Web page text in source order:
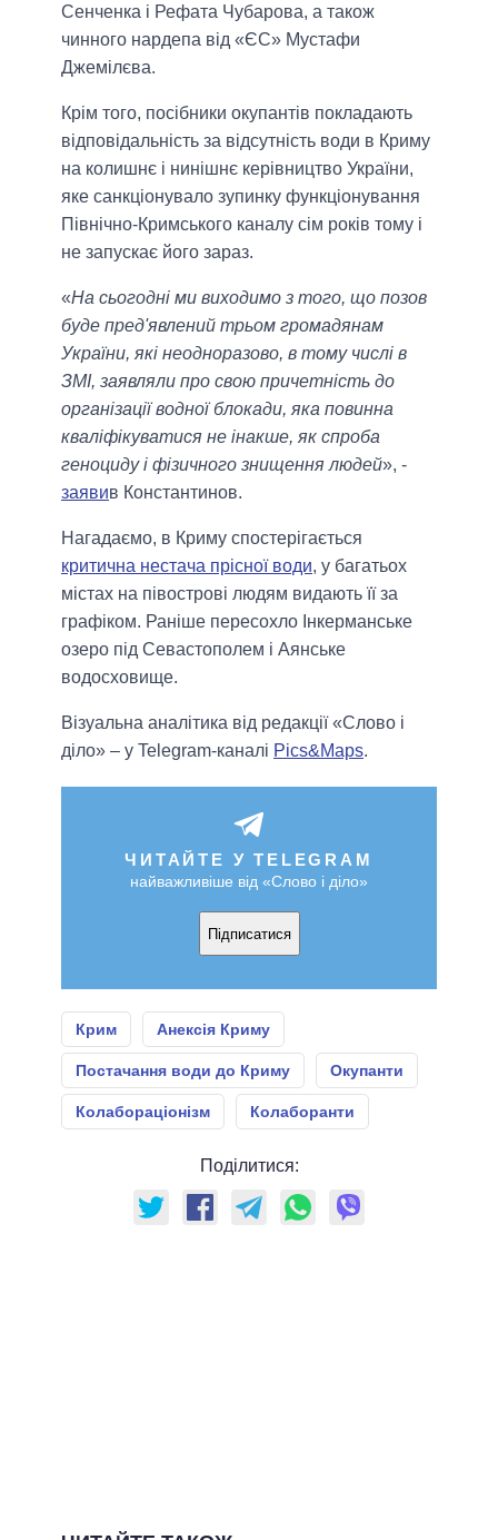
Сенченка і Рефата Чубарова, а також
чинного нардепа від «ЄС» Мустафи
Джемілєва.
Крім того, посібники окупантів покладають
відповідальність за відсутність води в Криму
на колишнє і нинішнє керівництво України,
яке санкціонувало зупинку функціонування
Північно-Кримського каналу сім років тому і
не запускає його зараз.
«На сьогодні ми виходимо з того, що позов
буде пред'явлений трьом громадянам
України, які неодноразово, в тому числі в
ЗМІ, заявляли про свою причетність до
організації водної блокади, яка повинна
кваліфікуватися не інакше, як спроба
геноциду і фізичного знищення людей», -
заявив Константинов.
Нагадаємо, в Криму спостерігається
критична нестача прісної води, у багатьох
містах на півострові людям видають її за
графіком. Раніше пересохло Інкерманське
озеро під Севастополем і Аянське
водосховище.
Візуальна аналітика від редакції «Слово і
діло» – у Telegram-каналі Pics&Maps.
ЧИТАЙТЕ У TELEGRAM
найважливіше від «Слово і діло»
Підписатися
Крим Анексія Криму
Постачання води до Криму Окупанти
Колабораціонізм Колаборанти
Поділитися: